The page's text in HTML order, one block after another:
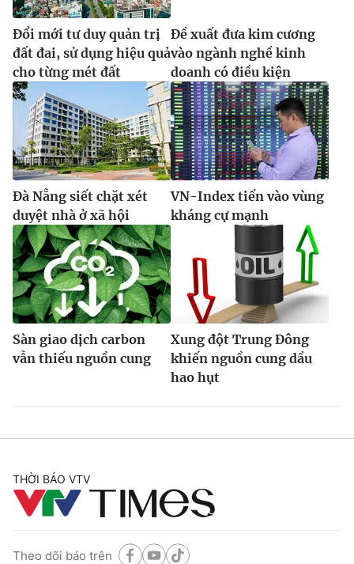
Đổi mới tư duy quản trị
đất đai, sử dụng hiệu quả
cho từng mét đất
Đề xuất đưa kim cương
vào ngành nghề kinh
doanh có điều kiện
Đà Nẵng siết chặt xét
duyệt nhà ở xã hội
VN-Index tiến vào vùng
kháng cự mạnh
Sàn giao dịch carbon
vẫn thiếu nguồn cung
Xung đột Trung Đông
khiến nguồn cung dầu
hao hụt
THỜI BÁO VTV
Theo dõi báo trên